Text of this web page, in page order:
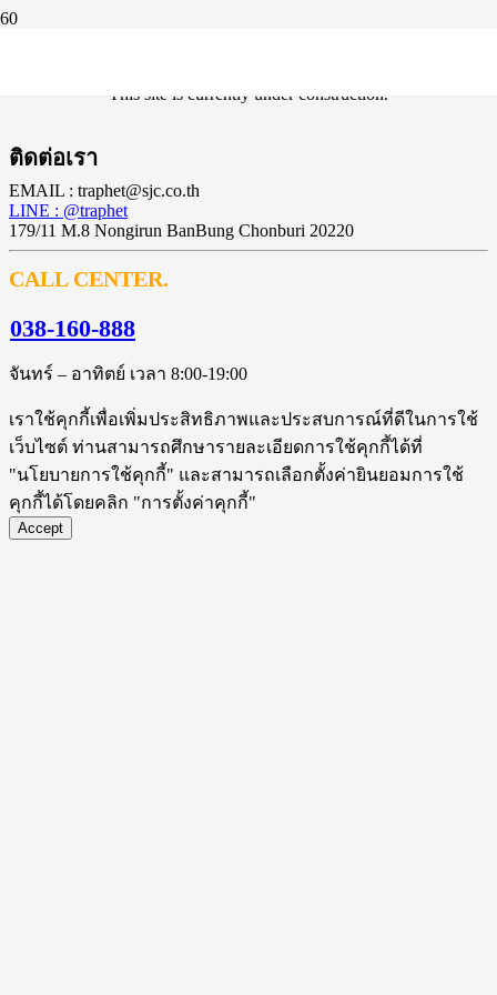
This site is currently under construction.
ติดต่อเรา
EMAIL : traphet@sjc.co.th
LINE : @traphet
179/11 M.8 Nongirun BanBung Chonburi 20220
CALL CENTER.
038-160-888
จันทร์ – อาทิตย์ เวลา 8:00-19:00
เราใช้คุกกี้เพื่อเพิ่มประสิทธิภาพและประสบการณ์ที่ดีในการใช้
เว็บไซต์ ท่านสามารถศึกษารายละเอียดการใช้คุกกี้ได้ที่
"นโยบายการใช้คุกกี้" และสามารถเลือกตั้งค่ายินยอมการใช้
คุกกี้ได้โดยคลิก "การตั้งค่าคุกกี้"
Accept